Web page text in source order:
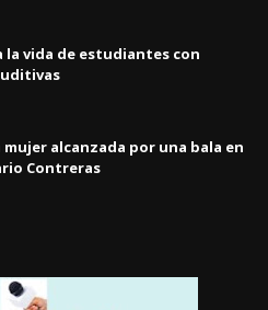
la vida de estudiantes con
alcanzada por una bala en
Contreras